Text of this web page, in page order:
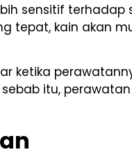
sensitif terhadap
tepat, kain akan
ketika
itu,